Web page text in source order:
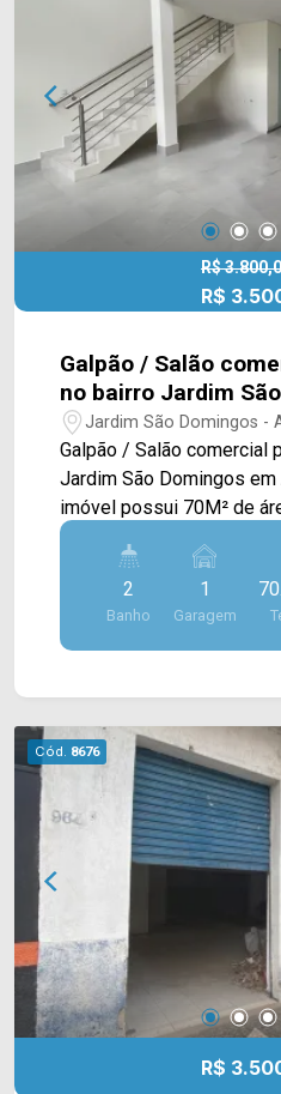
R$
R$
Galpão / Salão
no bairro Jardim
Americana/SP
Jardim São Domingos -
Galpão / Salão comercial
Jardim São Domingos em
imóvel possui 70M² de
amplo salão com
acabamento em
blindex. > 02 banheiros sociais; > 02 vagas de
garagem. Localizado em uma região privilegiada
na Av. 09 de Julho,
Frigideira, churrascaria
Domingos, Poupatempo,
Center e supermercado Pague
contato com a equipe da
a sua visita!! WhatsApp e
mudança!
2
Banho
1
Garagem
Cód. 8676
R$